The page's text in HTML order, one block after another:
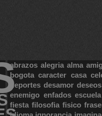
abrazos alegria alma
bogota caracter casa
deportes desamor deseos
enemigo enfados escuela
fiesta filosofia fisico